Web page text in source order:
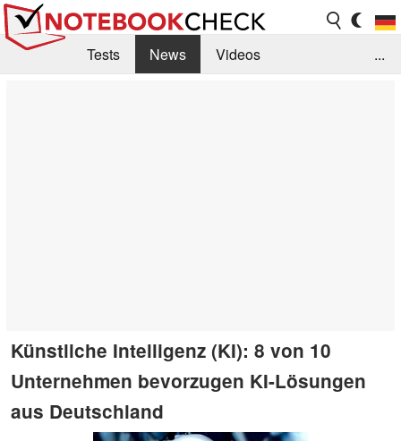
Tests News
Videos
...
Künstliche Intelligenz (KI): 8 von 10
Unternehmen bevorzugen KI-Lösungen
aus Deutschland